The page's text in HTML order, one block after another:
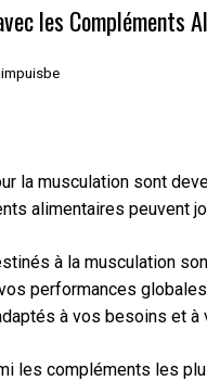
les Compléments
la musculation sont
alimentaires peuvent
à la musculation
performances
à vos besoins et
les compléments les